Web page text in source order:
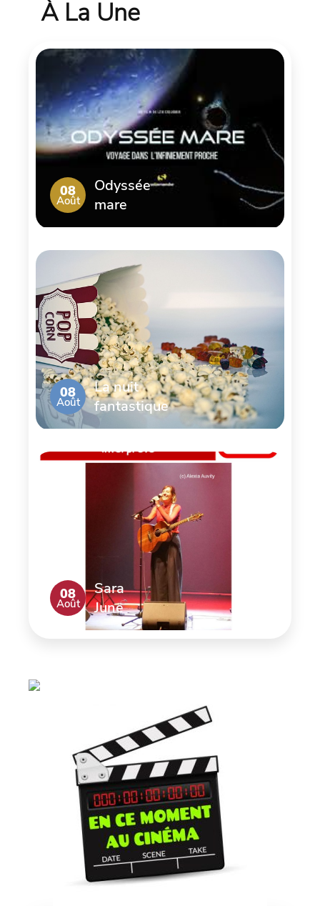
À La Une
08
Août
Odyssée
mare
08
Août
La nuit
fantastique
08
Août
Sara
June